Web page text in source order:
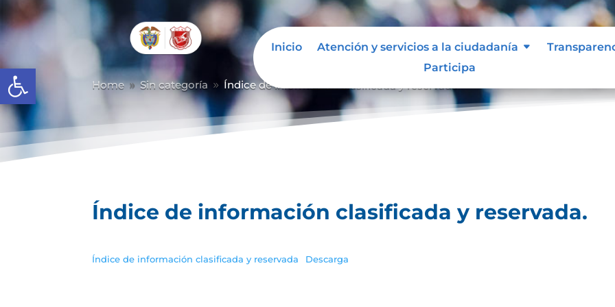
Abrir barra de herramientas
Inicio Atención y servicios a la ciudadanía
Participa
Home 9 Sin categoría 9 Índice de información clasificada y reservada.
Índice de información clasificada y reservada.
Índice de información clasificada y reservada Descarga